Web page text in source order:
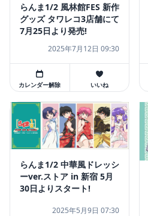
らんま1/2 風林館FES 新作
グッズ タワレコ3店舗にて
7月25日より発売!
2025年7月12日 09:30
カレンダー解除 いいね
らんま1/2 中華風ドレッシ
ーver.ストア in 新宿 5月
30日よりスタート!
2025年5月9日 07:30